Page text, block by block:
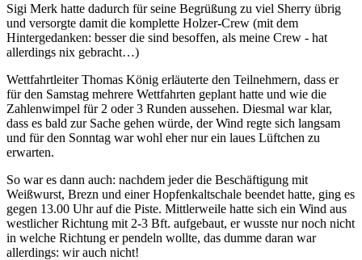
Sigi Merk hatte dadurch für seine Begrüßung zu viel Sherry übrig
und versorgte damit die komplette Holzer-Crew (mit dem
Hintergedanken: besser die sind besoffen, als meine Crew - hat
allerdings nix gebracht…)
Wettfahrtleiter Thomas König erläuterte den Teilnehmern, dass er
für den Samstag mehrere Wettfahrten geplant hatte und wie die
Zahlenwimpel für 2 oder 3 Runden aussehen. Diesmal war klar,
dass es bald zur Sache gehen würde, der Wind regte sich langsam
und für den Sonntag war wohl eher nur ein laues Lüftchen zu
erwarten.
So war es dann auch: nachdem jeder die Beschäftigung mit
Weißwurst, Brezn und einer Hopfenkaltschale beendet hatte, ging es
gegen 13.00 Uhr auf die Piste. Mittlerweile hatte sich ein Wind aus
westlicher Richtung mit 2-3 Bft. aufgebaut, er wusste nur noch nicht
in welche Richtung er pendeln wollte, das dumme daran war
allerdings: wir auch nicht!